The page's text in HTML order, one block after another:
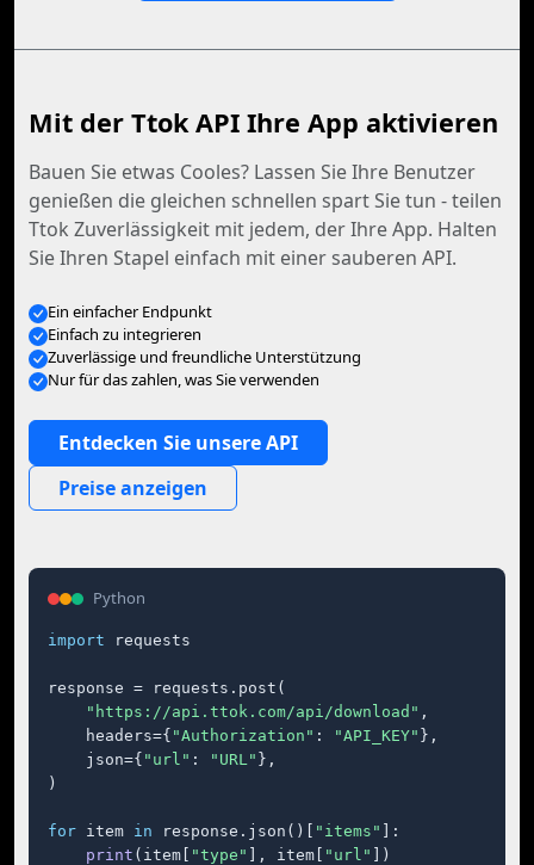
Mit der Ttok API Ihre App aktivieren
Bauen Sie etwas Cooles? Lassen Sie Ihre Benutzer
genießen die gleichen schnellen spart Sie tun - teilen
Ttok Zuverlässigkeit mit jedem, der Ihre App. Halten
Sie Ihren Stapel einfach mit einer sauberen API.
Ein einfacher Endpunkt
Einfach zu integrieren
Zuverlässige und freundliche Unterstützung
Nur für das zahlen, was Sie verwenden
Entdecken Sie unsere API
Preise anzeigen
Python
import requests
response = requests.post(
"https://api.ttok.com/api/download" ,
    headers={
"Authorization" : "API_KEY" },
    json={
"url" : "URL" },
)
for item in response.json()[ "items"
]:
print (item[ "type" ], item[ "url" ])